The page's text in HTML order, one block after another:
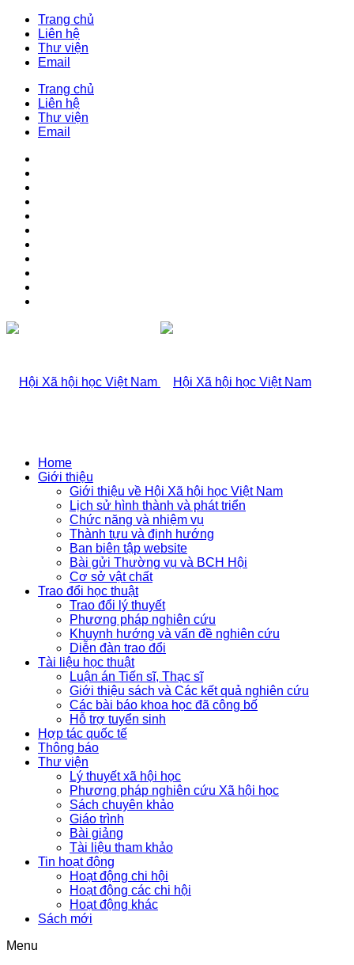
Trang chủ
Liên hệ
Thư viện
Email
Trang chủ
Liên hệ
Thư viện
Email
Home
Giới thiệu
Giới thiệu về Hội Xã hội học Việt Nam
Lịch sử hình thành và phát triển
Chức năng và nhiệm vụ
Thành tựu và định hướng
Ban biên tập website
Bài gửi Thường vụ và BCH Hội
Cơ sở vật chất
Trao đổi học thuật
Trao đổi lý thuyết
Phương pháp nghiên cứu
Khuynh hướng và vấn đề nghiên cứu
Diễn đàn trao đổi
Tài liệu học thuật
Luận án Tiến sĩ, Thạc sĩ
Giới thiệu sách và Các kết quả nghiên cứu
Các bài báo khoa học đã công bố
Hỗ trợ tuyển sinh
Hợp tác quốc tế
Thông báo
Thư viện
Lý thuyết xã hội học
Phương pháp nghiên cứu Xã hội học
Sách chuyên khảo
Giáo trình
Bài giảng
Tài liệu tham khảo
Tin hoạt động
Hoạt động chi hội
Hoạt động các chi hội
Hoạt động khác
Sách mới
Menu